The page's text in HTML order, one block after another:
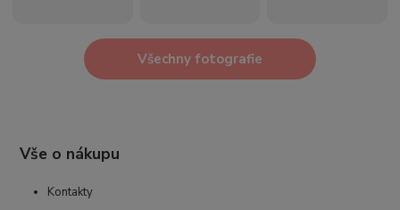
Všechny fotografie
Vše o nákupu
Kontakty